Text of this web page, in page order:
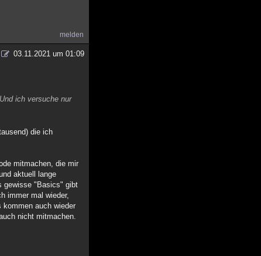
melden
03.11.2021 um 01:09
ich versuche nur
die ich
mitmachen, die mir
aktuell lange
gewisse "Basics" gibt
immer mal wieder,
kommen auch wieder
nicht mitmachen.